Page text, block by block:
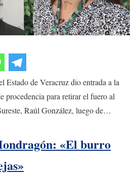
Estado de Veracruz dio entrada a la
procedencia para retirar el fuero al
Raúl González, luego de…
«El burro